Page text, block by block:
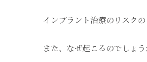
インプラント治療のリスク
また、なぜ起こるのでしょう